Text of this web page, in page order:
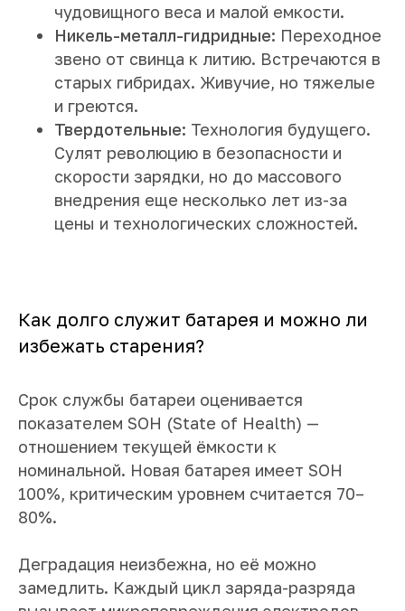
чудовищного веса и малой емкости.
Никель-металл-гидридные: Переходное
звено от свинца к литию. Встречаются в
старых гибридах. Живучие, но тяжелые
и греются.
Твердотельные: Технология будущего.
Сулят революцию в безопасности и
скорости зарядки, но до массового
внедрения еще несколько лет из-за
цены и технологических сложностей.
Как долго служит батарея и можно ли
избежать старения?
Срок службы батареи оценивается
показателем SOH (State of Health) —
отношением текущей ёмкости к
номинальной. Новая батарея имеет SOH
100%, критическим уровнем считается 70–
80%.
Деградация неизбежна, но её можно
замедлить. Каждый цикл заряда-разряда